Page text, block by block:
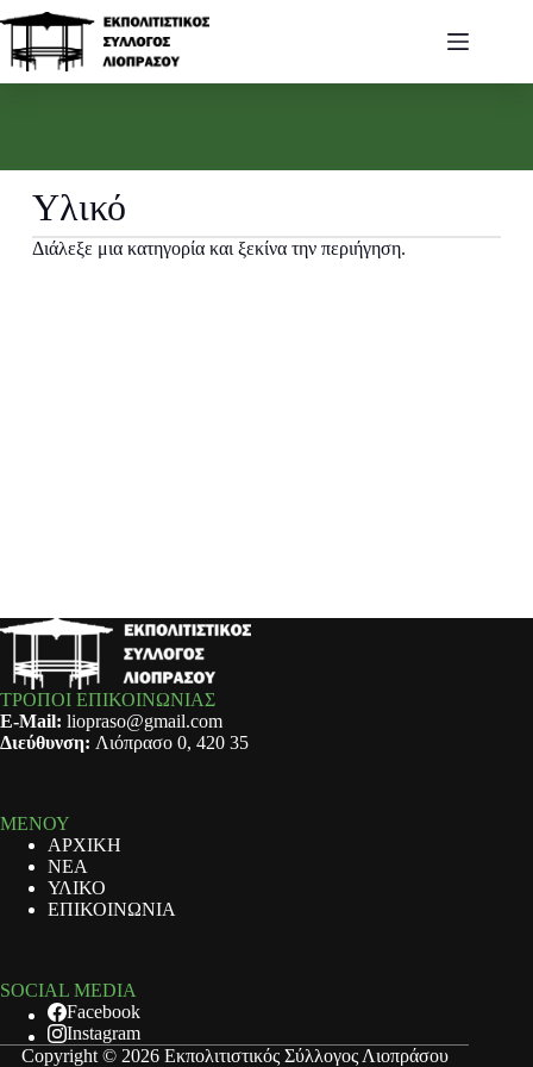
Υλικό
Διάλεξε μια κατηγορία και ξεκίνα την περιήγηση.
ΤΡΟΠΟΙ ΕΠΙΚΟΙΝΩΝΙΑΣ
E-Mail: liopraso@gmail.com
Διεύθυνση: Λιόπρασο 0, 420 35
ΜΕΝΟΥ
ΑΡΧΙΚΗ
ΝΕΑ
ΥΛΙΚΟ
ΕΠΙΚΟΙΝΩΝΙΑ
SOCIAL MEDIA
Facebook
Instagram
Copyright © 2026 Εκπολιτιστικός Σύλλογος Λιοπράσου